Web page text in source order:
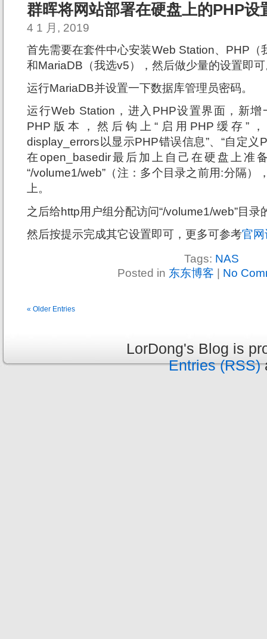
群晖将网站部署在硬盘上的PHP设
4 1 月, 2019
首先需要在套件中心安装Web Station、PHP
和MariaDB（我选v5），然后做少量的设置即
运行MariaDB并设置一下数据库管理员密码。
运行Web Station，进入PHP设置界面，新
PHP版本，然后钩上“启用PHP缓存”，
display_errors以显示PHP错误信息”、“自定义
在open_basedir最后加上自己在硬盘上准
“/volume1/web”（注：多个目录之前用:分隔）
上。
之后给http用户组分配访问“/volume1/web”目录
然后按提示完成其它设置即可，更多可参考官
Tags: NAS
Posted in 东东博客 | No
« Older Entries
LorDong's Blog is
Entries (RSS)